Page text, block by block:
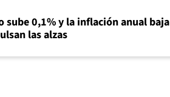
sube 0,1% y la inflación anual baja
las alzas